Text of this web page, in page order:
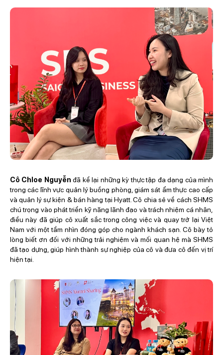
Cô Chloe Nguyễn đã kể lại những kỳ thực tập đa dạng của mình
trong các lĩnh vực quản lý buồng phòng, giám sát ẩm thực cao cấp
và quản lý sự kiện & bán hàng tại Hyatt. Cô chia sẻ về cách SHMS
chú trọng vào phát triển kỹ năng lãnh đạo và trách nhiệm cá nhân,
điều này đã giúp cô xuất sắc trong công việc và quay trở lại Việt
Nam với một tầm nhìn đóng góp cho ngành khách sạn. Cô bày tỏ
lòng biết ơn đối với những trải nghiệm và mối quan hệ mà SHMS
đã tạo dựng, giúp hình thành sự nghiệp của cô và đưa cô đến vị trí
hiện tại.